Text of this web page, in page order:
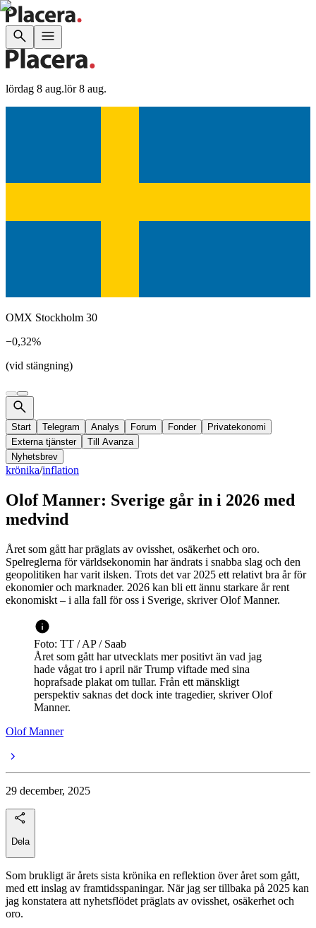
lördag 8 aug.lör 8 aug.
OMX Stockholm 30
−0,32%
(vid stängning)
Start Telegram Analys Forum Fonder
Privatekonomi
Externa tjänster
Till Avanza
Nyhetsbrev
krönika/inflation
Olof Manner: Sverige går in i 2026 med
medvind
Året som gått har präglats av ovisshet, osäkerhet och oro.
Spelreglerna för världsekonomin har ändrats i snabba slag och den
geopolitiken har varit ilsken. Trots det var 2025 ett relativt bra år för
ekonomier och marknader. 2026 kan bli ett ännu starkare år rent
ekonomiskt – i alla fall för oss i Sverige, skriver Olof Manner.
Foto: TT / AP / Saab
Året som gått har utvecklats mer positivt än vad jag
hade vågat tro i april när Trump viftade med sina
hoprafsade plakat om tullar. Från ett mänskligt
perspektiv saknas det dock inte tragedier, skriver Olof
Manner.
Olof Manner
29 december, 2025
Dela
Som brukligt är årets sista krönika en reflektion över året som gått,
med ett inslag av framtidsspaningar. När jag ser tillbaka på 2025 kan
jag konstatera att nyhetsflödet präglats av ovisshet, osäkerhet och
oro.